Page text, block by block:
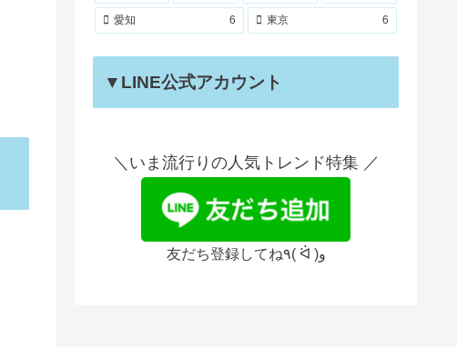
愛知 6 東京 6
▼LINE公式アカウント
＼いま流行りの人気トレンド特集 ／
友だち登録してね٩( ᐛ )و